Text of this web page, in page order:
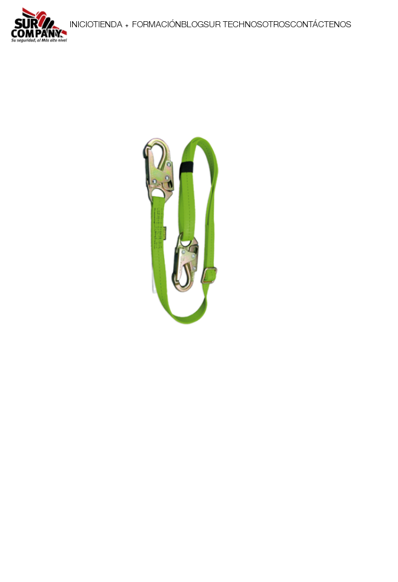
INICIO TIENDA FORMACIÓNBLOGSUR TECHNOSOTROSCONTÁCTENOS